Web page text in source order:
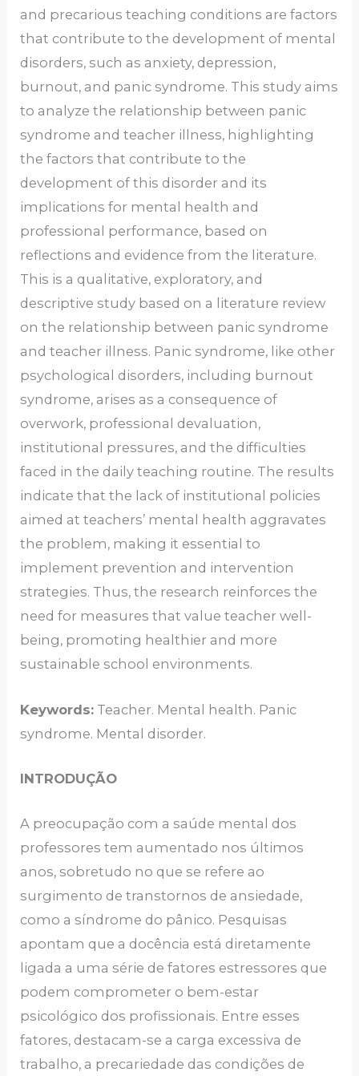
and precarious teaching conditions are factors
that contribute to the development of mental
disorders, such as anxiety, depression,
burnout, and panic syndrome. This study aims
to analyze the relationship between panic
syndrome and teacher illness, highlighting
the factors that contribute to the
development of this disorder and its
implications for mental health and
professional performance, based on
reflections and evidence from the literature.
This is a qualitative, exploratory, and
descriptive study based on a literature review
on the relationship between panic syndrome
and teacher illness. Panic syndrome, like other
psychological disorders, including burnout
syndrome, arises as a consequence of
overwork, professional devaluation,
institutional pressures, and the difficulties
faced in the daily teaching routine. The results
indicate that the lack of institutional policies
aimed at teachers’ mental health aggravates
the problem, making it essential to
implement prevention and intervention
strategies. Thus, the research reinforces the
need for measures that value teacher well-
being, promoting healthier and more
sustainable school environments.
Keywords: Teacher. Mental health. Panic
syndrome. Mental disorder.
INTRODUÇÃO
A preocupação com a saúde mental dos
professores tem aumentado nos últimos
anos, sobretudo no que se refere ao
surgimento de transtornos de ansiedade,
como a síndrome do pânico. Pesquisas
apontam que a docência está diretamente
ligada a uma série de fatores estressores que
podem comprometer o bem-estar
psicológico dos profissionais. Entre esses
fatores, destacam-se a carga excessiva de
trabalho, a precariedade das condições de